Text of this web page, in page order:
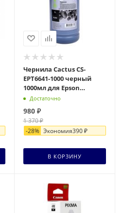
Чернила Cactus CS-
EPT6641-1000 черный
1000мл для Epson
L100/L110/L120/L132/L200/L210/
Достаточно
980₽
1 370₽
-28% Экономия390₽
В КОРЗИНУ